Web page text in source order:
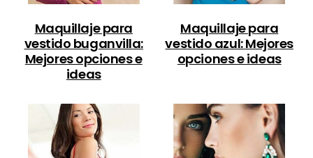
Maquillaje para
vestido buganvilla:
Mejores opciones e
ideas
Maquillaje para
vestido azul: Mejores
opciones e ideas